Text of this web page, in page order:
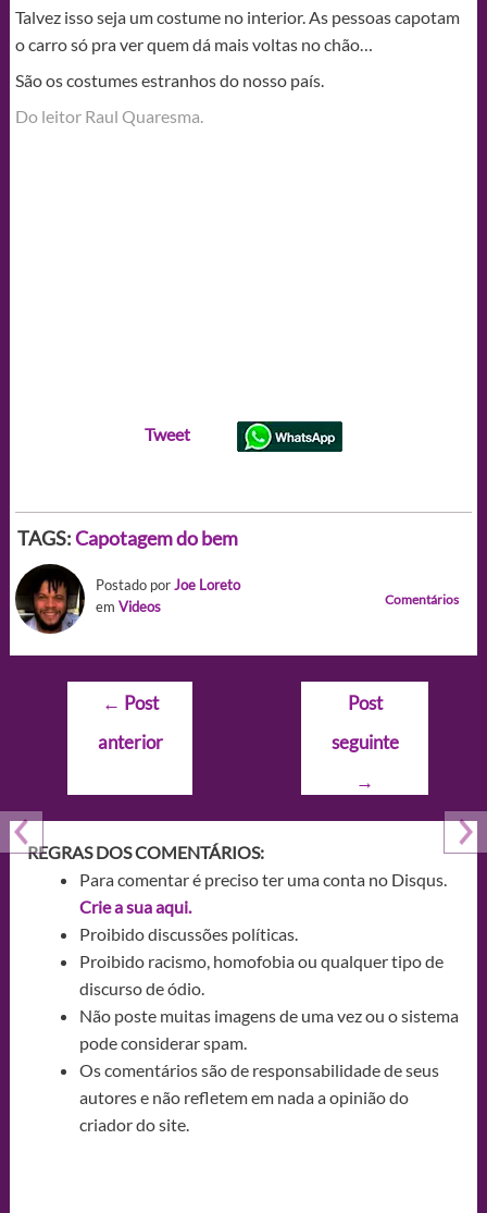
Talvez isso seja um costume no interior. As pessoas capotam
o carro só pra ver quem dá mais voltas no chão…
São os costumes estranhos do nosso país.
Do leitor Raul Quaresma.
Tweet
TAGS:Capotagem do bem
Postado porJoe Loreto
em Videos Comentários
Navegação
Post
← Post
anterior
Post
seguinte
→
REGRAS DOS COMENTÁRIOS:
Para comentar é preciso ter uma conta no Disqus.
Crie a sua aqui.
Proibido discussões políticas.
Proibido racismo, homofobia ou qualquer tipo de
discurso de ódio.
Não poste muitas imagens de uma vez ou o sistema
pode considerar spam.
Os comentários são de responsabilidade de seus
autores e não refletem em nada a opinião do
criador do site.